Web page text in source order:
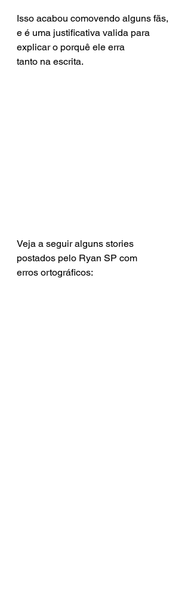
Isso acabou comovendo alguns fãs,
e é uma justificativa valida para
explicar o porquê ele erra
tanto na escrita.
Veja a seguir alguns stories
postados pelo Ryan SP com
erros ortográficos: